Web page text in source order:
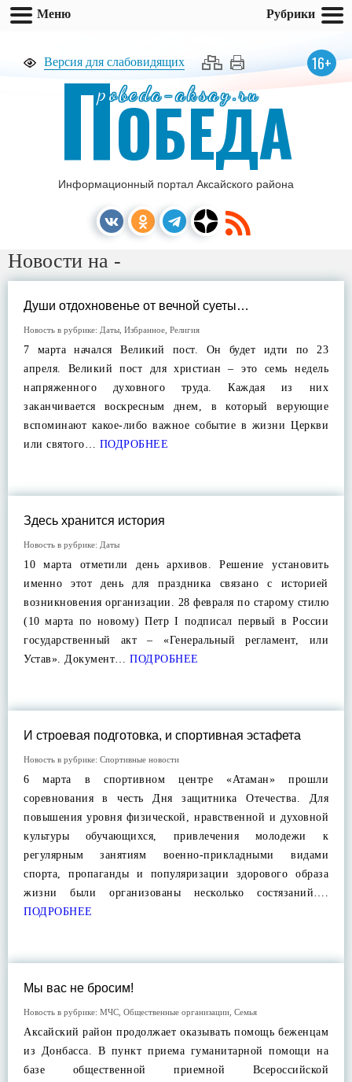
Версия для слабовидящих 16+
pobeda-aksay.ru
ПОБЕДА
Информационный портал Аксайского района
Новости на -
Души отдохновенье от вечной суеты…
Новость в рубрике: Даты Избранное Религия
7 марта начался Великий пост. Он будет идти по 23
апреля. Великий пост для христиан – это семь недель
напряженного духовного труда. Каждая из них
заканчивается воскресным днем, в который верующие
вспоминают какое-либо важное событие в жизни Церкви
или святого… ПОДРОБНЕЕ
Здесь хранится история
Новость в рубрике: Даты
10 марта отметили день архивов. Решение установить
именно этот день для праздника связано с историей
возникновения организации. 28 февраля по старому стилю
(10 марта по новому) Петр I подписал первый в России
государственный акт – «Генеральный регламент, или
Устав». Документ… ПОДРОБНЕЕ
И строевая подготовка, и спортивная эстафета
Новость в рубрике: Спортивные новости
6 марта в спортивном центре «Атаман» прошли
соревнования в честь Дня защитника Отечества. Для
повышения уровня физической, нравственной и духовной
культуры обучающихся, привлечения молодежи к
регулярным занятиям военно-прикладными видами
спорта, пропаганды и популяризации здорового образа
жизни были организованы несколько состязаний….
ПОДРОБНЕЕ
Мы вас не бросим!
Новость в рубрике: МЧС Общественные организации Семья
Аксайский район продолжает оказывать помощь беженцам
из Донбасса. В пункт приема гуманитарной помощи на
базе общественной приемной Всероссийской
Меню Рубрики